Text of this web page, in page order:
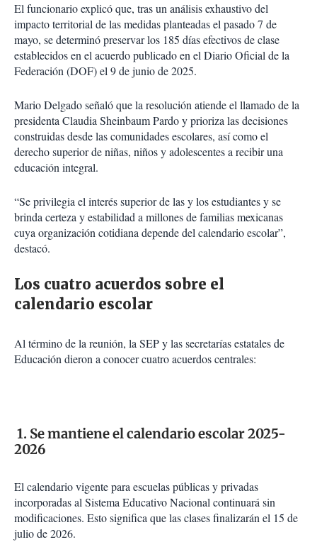
El funcionario explicó que, tras un análisis exhaustivo del
impacto territorial de las medidas planteadas el pasado 7 de
mayo, se determinó preservar los 185 días efectivos de clase
establecidos en el acuerdo publicado en el Diario Oficial de la
Federación (DOF) el 9 de junio de 2025.
Mario Delgado señaló que la resolución atiende el llamado de la
presidenta Claudia Sheinbaum Pardo y prioriza las decisiones
construidas desde las comunidades escolares, así como el
derecho superior de niñas, niños y adolescentes a recibir una
educación integral.
“Se privilegia el interés superior de las y los estudiantes y se
brinda certeza y estabilidad a millones de familias mexicanas
cuya organización cotidiana depende del calendario escolar”,
destacó.
Los cuatro acuerdos sobre el
calendario escolar
Al término de la reunión, la SEP y las secretarías estatales de
Educación dieron a conocer cuatro acuerdos centrales:
1. Se mantiene el calendario escolar 2025-
2026
El calendario vigente para escuelas públicas y privadas
incorporadas al Sistema Educativo Nacional continuará sin
modificaciones. Esto significa que las clases finalizarán el 15 de
julio de 2026.